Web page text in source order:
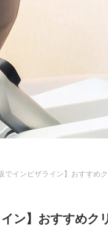
でインビザライン】おすすめ
イン】おすすめク